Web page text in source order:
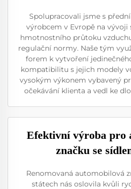
Spolupracovali jsme s
výrobcem v Evropě na vývoji
hmotnostního průtoku
regulační normy. Naše tým
forem k vytvoření
kompatibilitu s jejich modely
vysokým výkonem vybavený
očekávání klienta a vedl ke
Efektivní výroba pro
značku se
Renomovaná automobilová
státech nás oslovila kvůli